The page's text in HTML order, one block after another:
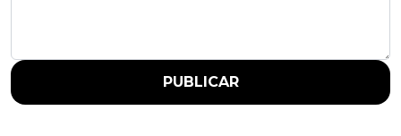
PUBLICAR